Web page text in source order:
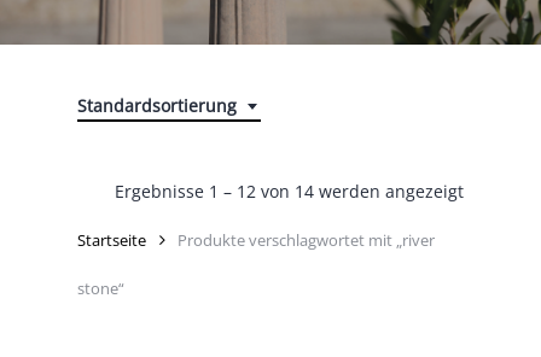
Standardsortierung
Ergebnisse 1 – 12 von 14 werden angezeigt
Startseite Produkte verschlagwortet mit „river
stone“